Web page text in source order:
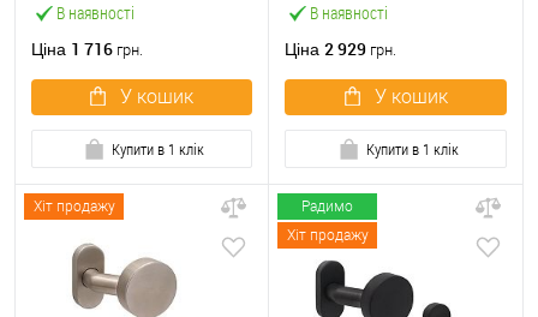
В наявності
Ціна 1 716 грн.
У кошик
Купити в 1 клік
В наявності
Ціна 2 929 грн.
У кошик
Купити в 1 клік
Хіт продажу
Радимо
Хіт продажу